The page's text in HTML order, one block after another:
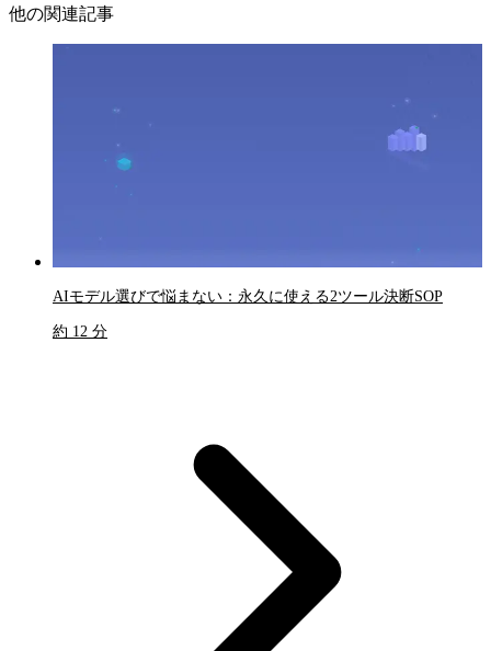
他の関連記事
AIモデル選びで悩まない：永久に使える2ツール決断SOP
約 12 分